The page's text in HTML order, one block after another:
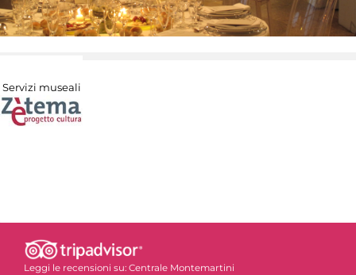
Servizi museali
Leggi le recensioni su: Centrale Montemartini